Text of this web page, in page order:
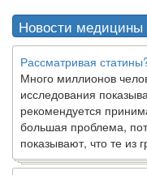
Новости медицины
Рассматривая
Много миллионов
исследования
рекомендуется
большая проблема,
показывают, что те из